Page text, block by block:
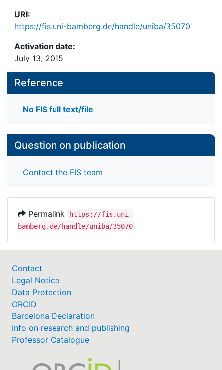
URI:
https://fis.uni-bamberg.de/handle/uniba/35070
Activation date:
July 13, 2015
Reference
No FIS full text/file
Question on publication
Contact the FIS team
Permalink
https://fis.uni-
bamberg.de/handle/uniba/35070
Contact
Legal Notice
Data Protection
ORCID
Barcelona Declaration
Info on research and publishing
Professor Catalogue